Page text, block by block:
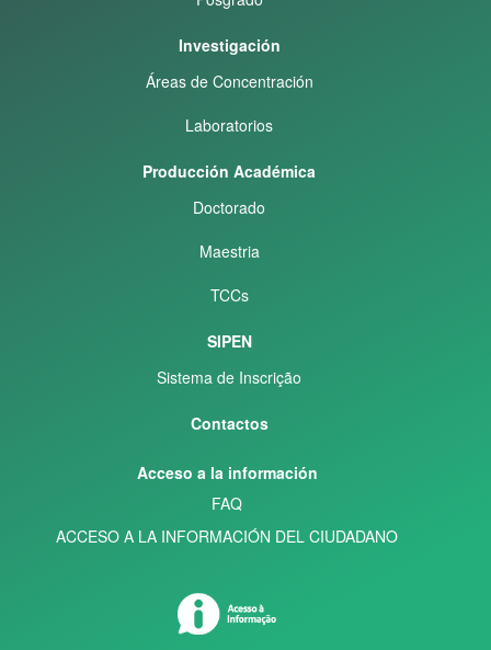
Investigación
Áreas de Concentración
Laboratorios
Producción Académica
Doctorado
Maestria
TCCs
SIPEN
Sistema de Inscrição
Contactos
Acceso a la información
FAQ
ACCESO A LA INFORMACIÓN DEL CIUDADANO